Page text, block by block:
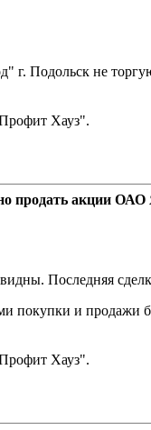
Подольск не
Хауз".
продать акции
Последняя
покупки и продажи
Хауз".